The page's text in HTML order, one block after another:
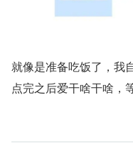
就像是准备吃饭了，我
点完之后爱干啥干啥，